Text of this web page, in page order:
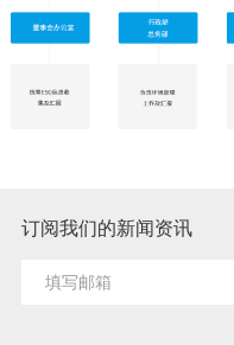
订阅我们的新闻资讯